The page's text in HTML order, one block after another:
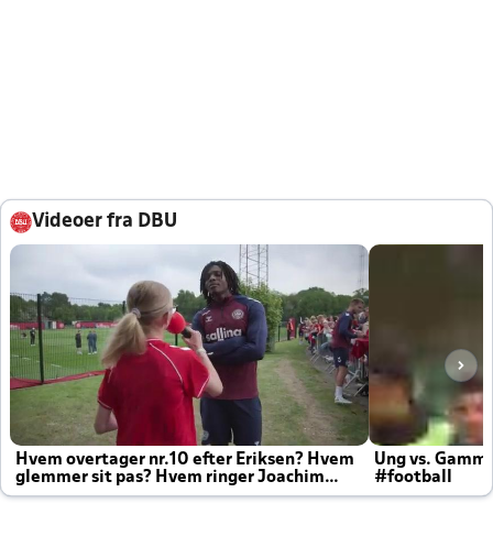
Videoer fra DBU
Hvem overtager nr.10 efter Eriksen? Hvem
glemmer sit pas? Hvem ringer Joachim
altid til efter kampe?
Ung vs.
#football